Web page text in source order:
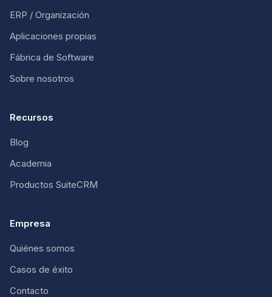
ERP / Organización
Aplicaciones propias
Fábrica de Software
Sobre nosotros
Recursos
Blog
Academia
Productos SuiteCRM
Empresa
Quiénes somos
Casos de éxito
Contacto